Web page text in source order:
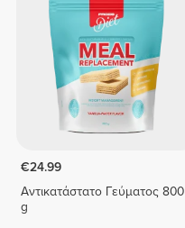
€24.99
Αντικατάστατο Γεύματος 800
g